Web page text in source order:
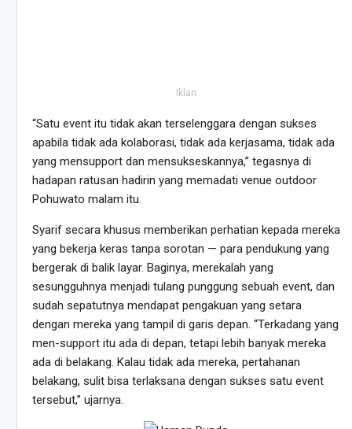
Iklan
“Satu event itu tidak akan terselenggara dengan sukses
apabila tidak ada kolaborasi, tidak ada kerjasama, tidak ada
yang mensupport dan mensukseskannya,” tegasnya di
hadapan ratusan hadirin yang memadati venue outdoor
Pohuwato malam itu.
Syarif secara khusus memberikan perhatian kepada mereka
yang bekerja keras tanpa sorotan — para pendukung yang
bergerak di balik layar. Baginya, merekalah yang
sesungguhnya menjadi tulang punggung sebuah event, dan
sudah sepatutnya mendapat pengakuan yang setara
dengan mereka yang tampil di garis depan. “Terkadang yang
men-support itu ada di depan, tetapi lebih banyak mereka
ada di belakang. Kalau tidak ada mereka, pertahanan
belakang, sulit bisa terlaksana dengan sukses satu event
tersebut,” ujarnya.